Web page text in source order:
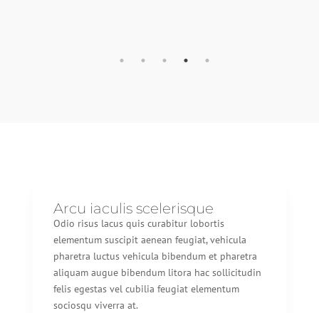
Arcu iaculis scelerisque
Odio risus lacus quis curabitur lobortis
elementum suscipit aenean feugiat, vehicula
pharetra luctus vehicula bibendum et pharetra
aliquam augue bibendum litora hac sollicitudin
felis egestas vel cubilia feugiat elementum
sociosqu viverra at.